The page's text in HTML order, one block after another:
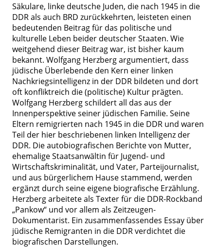
Säkulare, linke deutsche Juden, die nach 1945 in die
DDR als auch BRD zurückkehrten, leisteten einen
bedeutenden Beitrag für das politische und
kulturelle Leben beider deutscher Staaten. Wie
weitgehend dieser Beitrag war, ist bisher kaum
bekannt. Wolfgang Herzberg argumentiert, dass
jüdische Überlebende den Kern einer linken
Nachkriegsintelligenz in der DDR bildeten und dort
oft konfliktreich die (politische) Kultur prägten.
Wolfgang Herzberg schildert all das aus der
Innenperspektive seiner jüdischen Familie. Seine
Eltern remigrierten nach 1945 in die DDR und waren
Teil der hier beschriebenen linken Intelligenz der
DDR. Die autobiografischen Berichte von Mutter,
ehemalige Staatsanwältin für Jugend- und
Wirtschaftskriminalität, und Vater, Parteijournalist,
und aus bürgerlichem Hause stammend, werden
ergänzt durch seine eigene biografische Erzählung.
Herzberg arbeitete als Texter für die DDR-Rockband
„Pankow“ und vor allem als Zeitzeugen-
Dokumentarist. Ein zusammenfassendes Essay über
jüdische Remigranten in die DDR verdichtet die
biografischen Darstellungen.